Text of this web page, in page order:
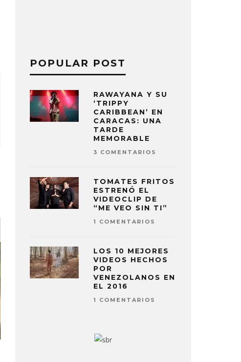
POPULAR POST
RAWAYANA Y SU
‘TRIPPY
CARIBBEAN’ EN
CARACAS: UNA
TARDE
MEMORABLE
3 COMENTARIOS
TOMATES FRITOS
ESTRENÓ EL
VIDEOCLIP DE
“ME VEO SIN TI”
1 COMENTARIOS
LOS 10 MEJORES
VIDEOS HECHOS
POR
VENEZOLANOS EN
EL 2016
1 COMENTARIOS